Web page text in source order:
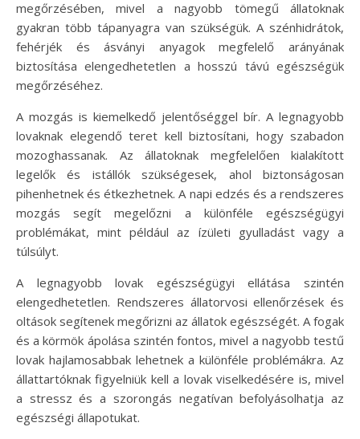
megőrzésében, mivel a nagyobb tömegű állatoknak
gyakran több tápanyagra van szükségük. A szénhidrátok,
fehérjék és ásványi anyagok megfelelő arányának
biztosítása elengedhetetlen a hosszú távú egészségük
megőrzéséhez.
A mozgás is kiemelkedő jelentőséggel bír. A legnagyobb
lovaknak elegendő teret kell biztosítani, hogy szabadon
mozoghassanak. Az állatoknak megfelelően kialakított
legelők és istállók szükségesek, ahol biztonságosan
pihenhetnek és étkezhetnek. A napi edzés és a rendszeres
mozgás segít megelőzni a különféle egészségügyi
problémákat, mint például az ízületi gyulladást vagy a
túlsúlyt.
A legnagyobb lovak egészségügyi ellátása szintén
elengedhetetlen. Rendszeres állatorvosi ellenőrzések és
oltások segítenek megőrizni az állatok egészségét. A fogak
és a körmök ápolása szintén fontos, mivel a nagyobb testű
lovak hajlamosabbak lehetnek a különféle problémákra. Az
állattartóknak figyelniük kell a lovak viselkedésére is, mivel
a stressz és a szorongás negatívan befolyásolhatja az
egészségi állapotukat.